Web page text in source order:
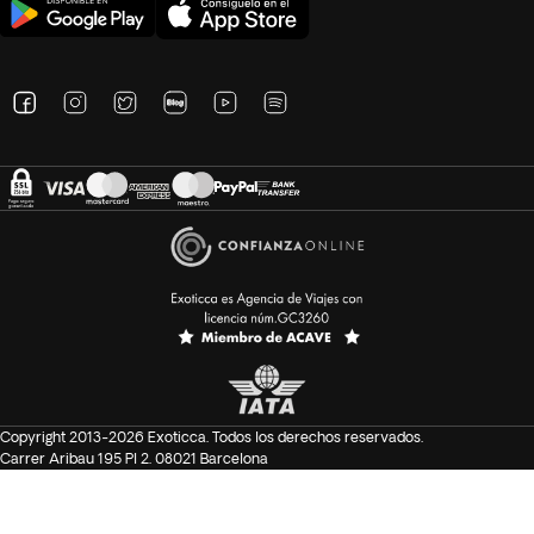
Este viaje no es apto para personas con movilidad reducida
Para participar en el tour privado es necesario que la
persona con movilidad reducida esté acompañada en todo
momento por otra persona que le asista en cualquier
situación necesaria, como subir y bajar del vehículo, durante
las excursiones y en las demás necesidades que se
presenten en el transcurso del itinerario.
Importante: para completar tu reserva es obligatorio
proporcionar una copia de los pasaportes vigentes de todos
los pasajeros 25 días antes de la fecha de salida.
Copyright 2013-2026 Exoticca. Todos los derechos reservados.
Carrer Aribau 195 Pl 2. 08021 Barcelona